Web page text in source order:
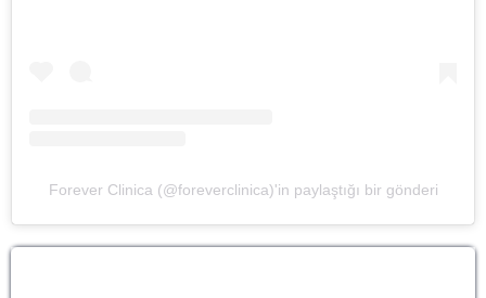
Forever Clinica (@foreverclinica)'in paylaştığı bir gönderi